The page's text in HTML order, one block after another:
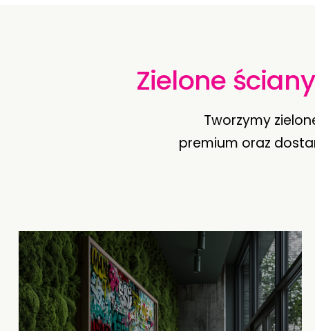
Zielone
Tworzymy
premium oraz